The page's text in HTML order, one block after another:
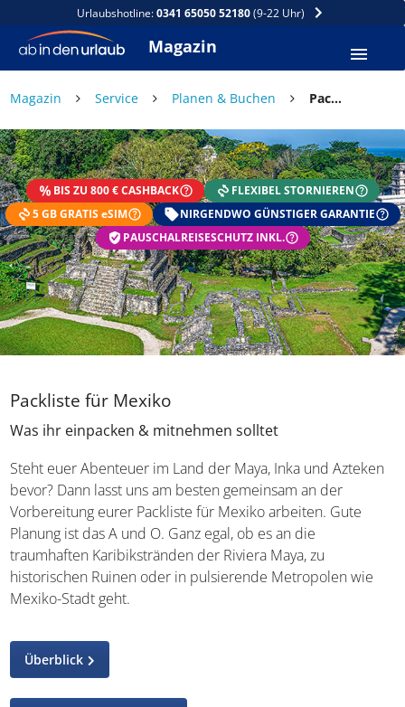
Urlaubshotline:0341 65050 52180(9-22 Uhr)
Magazin
Magazin Service Planen & Buchen Packliste für Mexiko
BIS ZU 800 € CASHBACK
FLEXIBEL STORNIEREN
5 GB GRATIS eSIM
NIRGENDWO GÜNSTIGER GARANTIE
PAUSCHALREISESCHUTZ INKL.
Packliste für Mexiko
Was ihr einpacken & mitnehmen solltet
Steht euer Abenteuer im Land der Maya, Inka und Azteken
bevor? Dann lasst uns am besten gemeinsam an der
Vorbereitung eurer Packliste für Mexiko arbeiten. Gute
Planung ist das A und O. Ganz egal, ob es an die
traumhaften Karibikstränden der Riviera Maya, zu
historischen Ruinen oder in pulsierende Metropolen wie
Mexiko-Stadt geht.
Überblick